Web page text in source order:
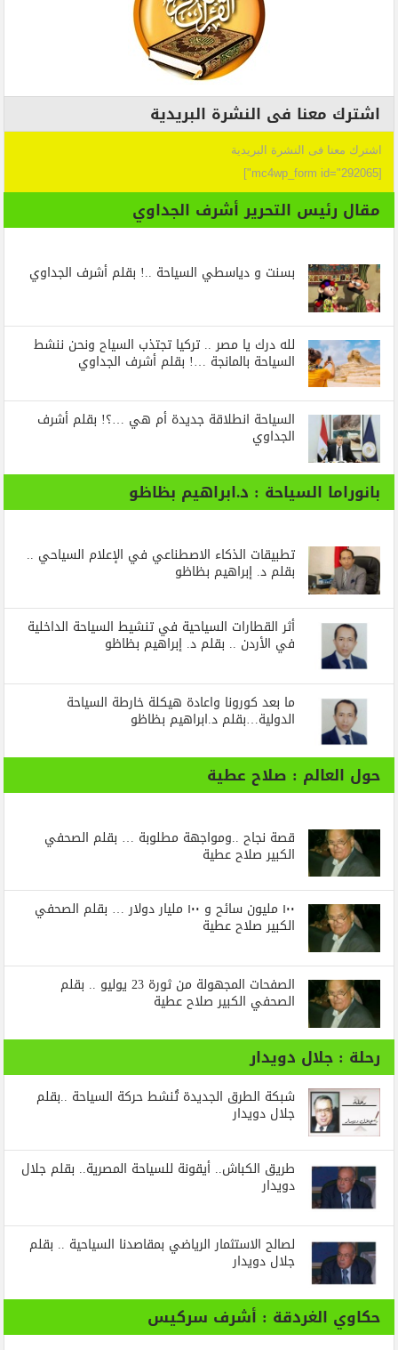
اشترك معنا فى النشرة البريدية
اشترك معنا فى النشرة البريدية
[mc4wp_form id="292065"]
مقال رئيس التحرير أشرف الجداوي
بسنت و دياسطي السياحة ..! بقلم أشرف الجداوي
لله درك يا مصر .. تركيا تجتذب السياح ونحن ننشط
السياحة بالمانجة …! بقلم أشرف الجداوي
السياحة انطلاقة جديدة أم هي …؟! بقلم أشرف
الجداوي
بانوراما السياحة : د.ابراهيم بظاظو
تطبيقات الذكاء الاصطناعي في الإعلام السياحي ..
بقلم د. إبراهيم بظاظو
أثر القطارات السياحية في تنشيط السياحة الداخلية
في الأردن .. بقلم د. إبراهيم بظاظو
ما بعد كورونا واعادة هيكلة خارطة السياحة
الدولية…بقلم د.ابراهيم بظاظو
حول العالم : صلاح عطية
قصة نجاح ..ومواجهة مطلوبة … بقلم الصحفي
الكبير صلاح عطية
١٠٠ مليون سائح و ١٠٠ مليار دولار … بقلم الصحفي
الكبير صلاح عطية
الصفحات المجهولة من ثورة 23 يوليو .. بقلم
الصحفي الكبير صلاح عطية
رحلة : جلال دويدار
شبكة الطرق الجديدة تُنشط حركة السياحة ..بقلم
جلال دويدار
طريق الكباش.. أيقونة للسياحة المصرية.. بقلم جلال
دويدار
لصالح الاستثمار الرياضي بمقاصدنا السياحية .. بقلم
جلال دويدار
حكاوي الغردقة : أشرف سركيس